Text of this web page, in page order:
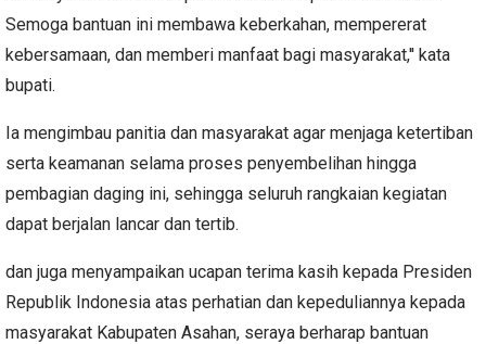
Semoga bantuan ini membawa keberkahan, mempererat
kebersamaan, dan memberi manfaat bagi masyarakat,'' kata
bupati.
Ia mengimbau panitia dan masyarakat agar menjaga ketertiban
serta keamanan selama proses penyembelihan hingga
pembagian daging ini, sehingga seluruh rangkaian kegiatan
dapat berjalan lancar dan tertib.
dan juga menyampaikan ucapan terima kasih kepada Presiden
Republik Indonesia atas perhatian dan kepeduliannya kepada
masyarakat Kabupaten Asahan, seraya berharap bantuan